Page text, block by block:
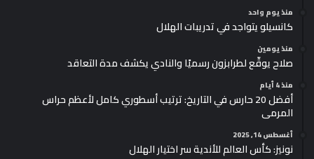
منذ يوم واحد
كانسيلو يتواجد في تدريبات الهلال
منذ يومين
صلاح يوقّع لطرابزون رسميًا والنادي يكشف مدة التعاقد
منذ 4 أيام
أفضل 20 حارس في التاريخ: ترتيب أسطوري كامل لأعظم حراس
المرمى
أغسطس 14, 2025
نونيز: كأس العالم للأندية سر اختيار الهلال